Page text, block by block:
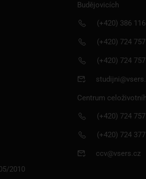
2010
Budějovicích
(+420) 386 116
(+420) 724
(+420) 724
Centrum
(+420) 724
(+420) 724
ccv@vsers.cz
CHCI